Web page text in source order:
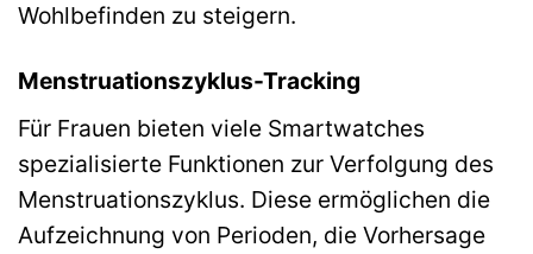
Wohlbefinden zu steigern.
Menstruationszyklus-Tracking
Für Frauen bieten viele Smartwatches
spezialisierte Funktionen zur Verfolgung des
Menstruationszyklus. Diese ermöglichen die
Aufzeichnung von Perioden, die Vorhersage